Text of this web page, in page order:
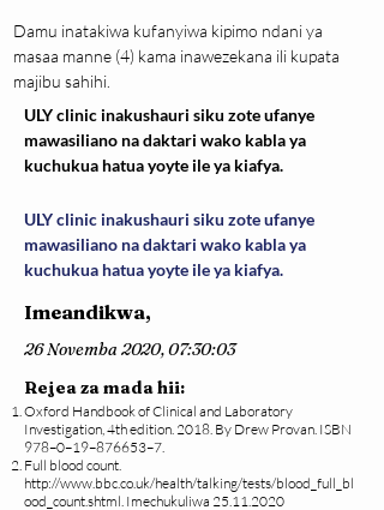
Damu inatakiwa kufanyiwa kipimo ndani ya
masaa manne (4) kama inawezekana ili kupata
majibu sahihi.
ULY clinic inakushauri siku zote ufanye
mawasiliano na daktari wako kabla ya
kuchukua hatua yoyte ile ya kiafya.
ULY clinic inakushauri siku zote ufanye
mawasiliano na daktari wako kabla ya
kuchukua hatua yoyte ile ya kiafya.
Imeandikwa,
26 Novemba 2020, 07:30:03
Rejea za mada hii:
Oxford Handbook of Clinical and Laboratory
Investigation, 4th edition. 2018. By Drew Provan. ISBN
978–0–19–876653–7.
Full blood count.
http://www.bbc.co.uk/health/talking/tests/blood_full_bl
ood_count.shtml. Imechukuliwa 25.11.2020